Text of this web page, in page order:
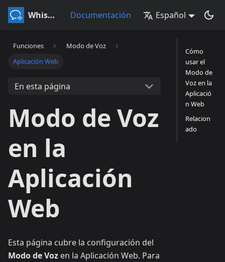
Whisperr Documentación Español
Funciones
Modo de Voz
Aplicación Web
En esta página
Modo de Voz
en la
Aplicación
Web
Esta página cubre la configuración del
Modo de Voz en la Aplicación Web. Para
Cómo
usar el
Modo de
Voz en la
Aplicació
n Web
Relacion
ado